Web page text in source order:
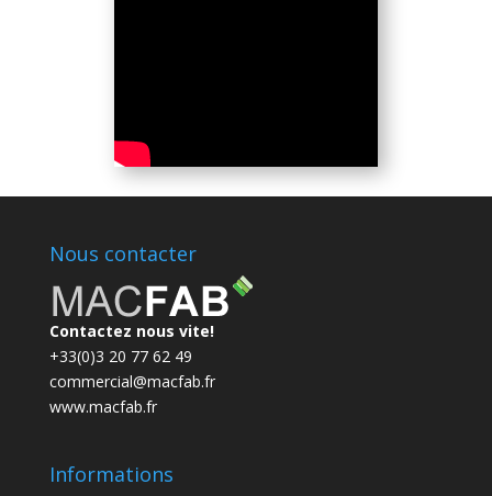
Nous contacter
Contactez nous vite!
+33(0)3 20 77 62 49
commercial@macfab.fr
www.macfab.fr
Informations